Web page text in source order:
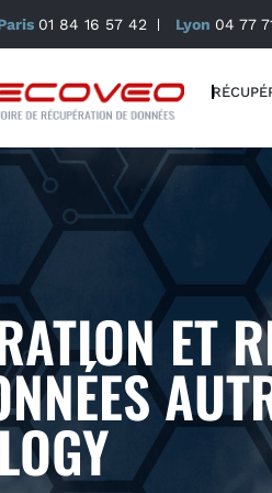
01 84 16 57 42 Lyon 04 77
ET